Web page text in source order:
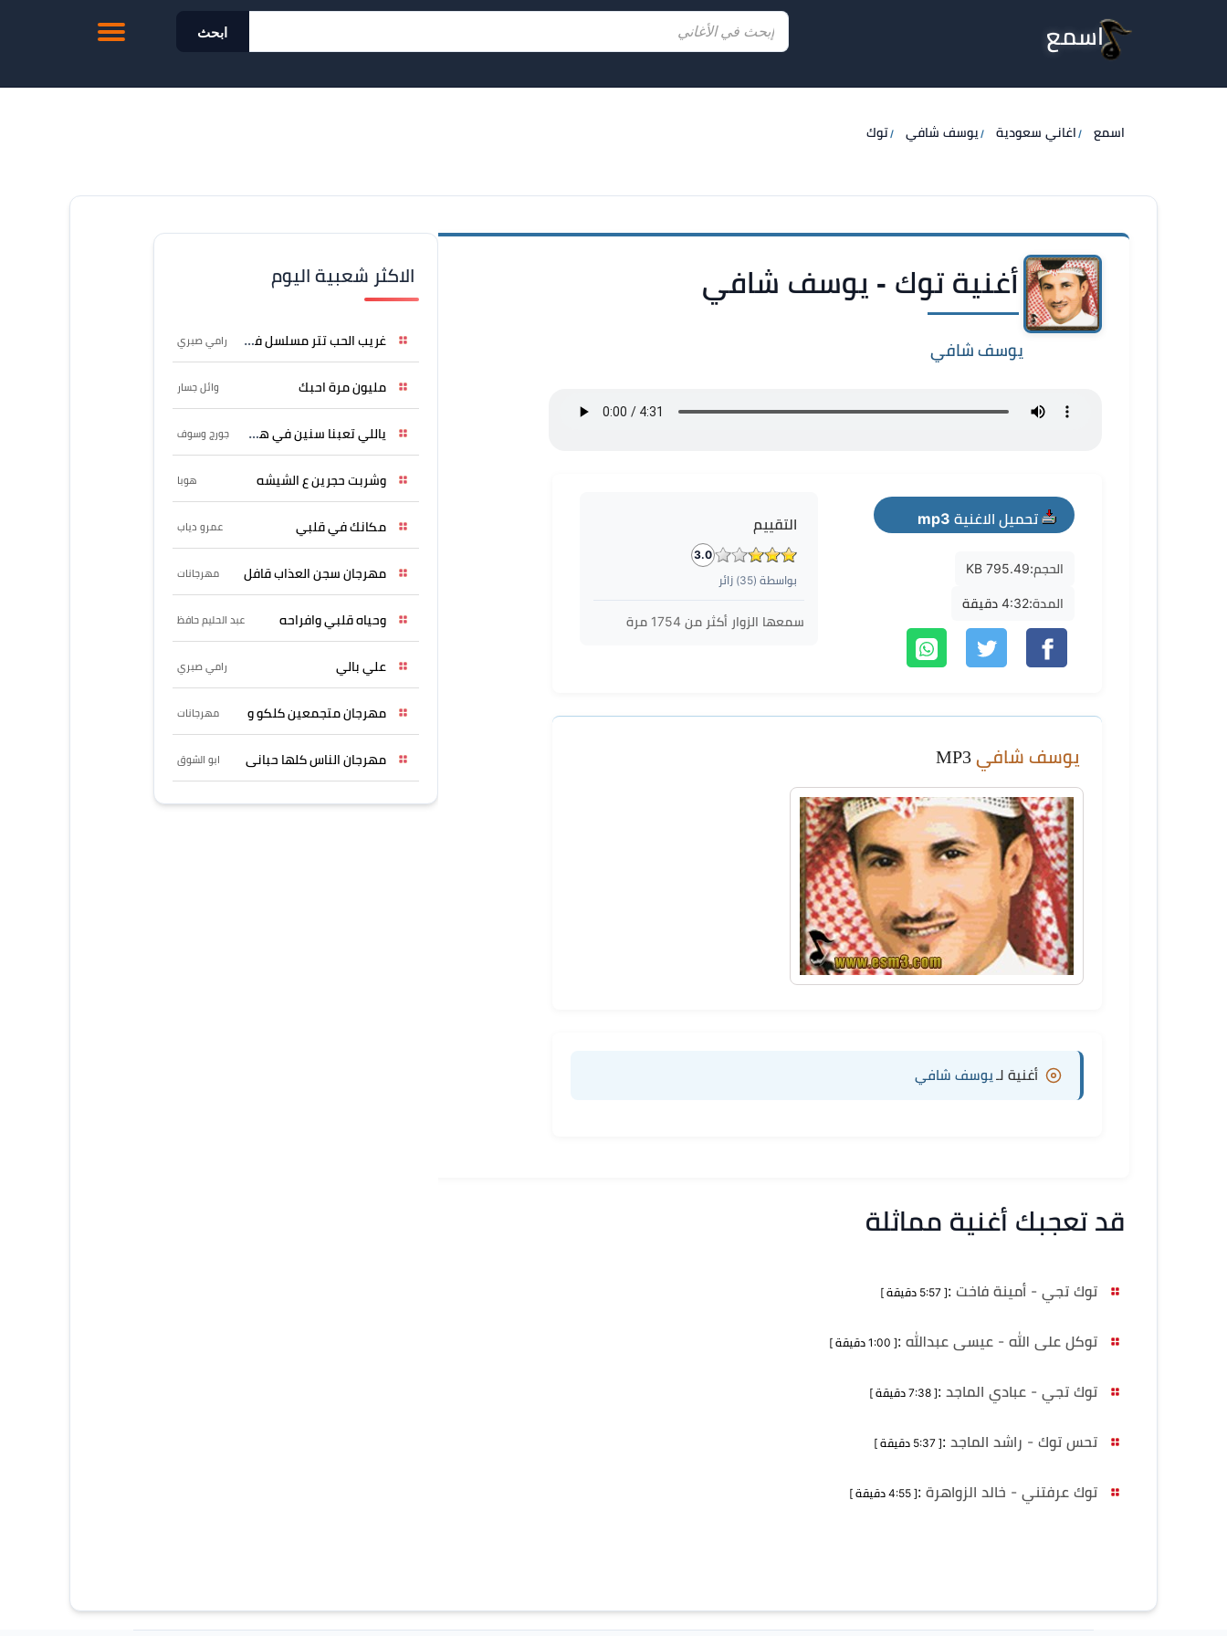
اسمع ابحث
اسمع اغاني سعودية يوسف شافي توك
أغنية توك - يوسف شافي
يوسف شافي
تحميل الاغنية mp3
الحجم:795.49 KB
المدة:4:32 دقيقة
التقييم
3.0
بواسطة (35) زائر
سمعها الزوار أكثر من1754 مرة
يوسف شافي
أغنية لـ يوسف شافي
قد تعجبك أغنية مماثلة
توك تجي - أمينة فاخت :[ 5:57 دقيقة ]
توكل على الله - عيسى عبدالله :[ 1:00 دقيقة ]
توك تجي - عبادي الماجد :[ 7:38 دقيقة ]
تحس توك - راشد الماجد :[ 5:37 دقيقة ]
توك عرفتني - خالد الزواهرة :[ 4:55 دقيقة ]
الاكثر شعبية اليوم
غريب الحب تتر مسلسل فرصة رامي صبري
مليون مرة احبك وائل جسار
ياللي تعبنا سنين في هواه جورج وسوف
وشربت حجرين ع الشيشه هوبا
مكانك في قلبي عمرو دياب
مهرجان سجن العذاب قافل مهرجانات
وحياه قلبي وافراحه عبد الحليم حافظ
علي بالي رامي صبري
مهرجان متجمعين كلكو و مهرجانات
مهرجان الناس كلها حبانى ابو الشوق